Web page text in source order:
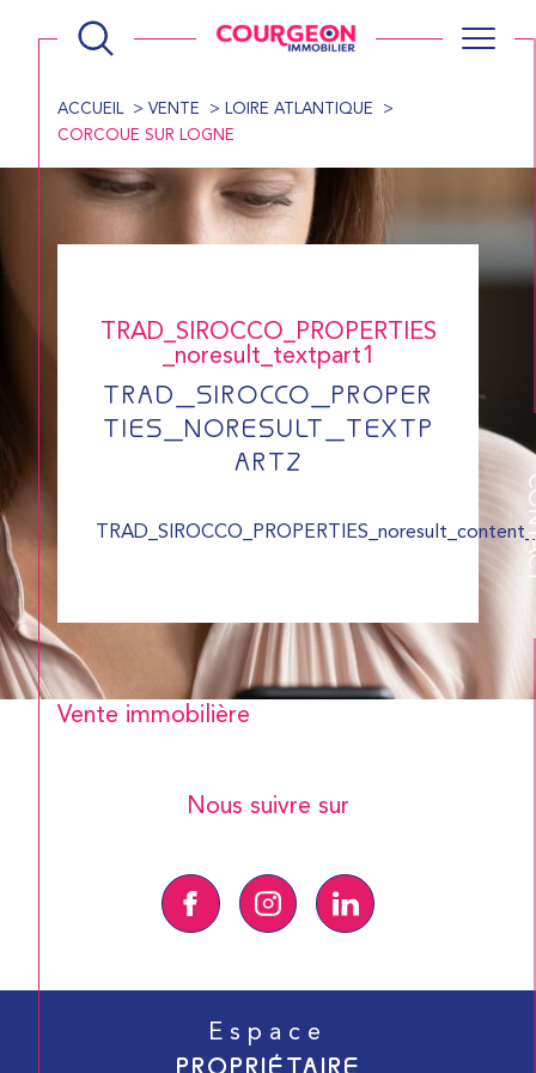
ACCUEIL VENTE
LOIRE ATLANTIQUE
CORCOUE SUR LOGNE
TRAD_SIROCCO_PROPERTIES
_noresult_textpart1
TRAD_SIROCCO_PROPER
TIES_NORESULT_TEXTP
ART2
Vente immobilière
Nous suivre sur
Espace